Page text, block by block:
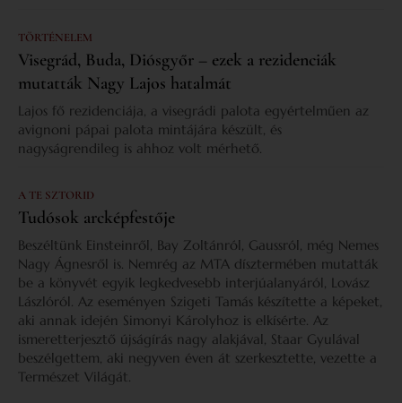
TÖRTÉNELEM
Visegrád, Buda, Diósgyőr – ezek a rezidenciák
mutatták Nagy Lajos hatalmát
Lajos fő rezidenciája, a visegrádi palota egyértelműen az
avignoni pápai palota mintájára készült, és
nagyságrendileg is ahhoz volt mérhető.
A TE SZTORID
Tudósok arcképfestője
Beszéltünk Einsteinről, Bay Zoltánról, Gaussról, még Nemes
Nagy Ágnesről is. Nemrég az MTA dísztermében mutatták
be a könyvét egyik legkedvesebb interjúalanyáról, Lovász
Lászlóról. Az eseményen Szigeti Tamás készítette a képeket,
aki annak idején Simonyi Károlyhoz is elkísérte. Az
ismeretterjesztő újságírás nagy alakjával, Staar Gyulával
beszélgettem, aki negyven éven át szerkesztette, vezette a
Természet Világát.